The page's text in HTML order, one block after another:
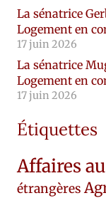
La sénatrice
Logement en
17 juin 2026
La sénatrice
Logement en
17 juin 2026
Étiquettes
Affaires
étrangères